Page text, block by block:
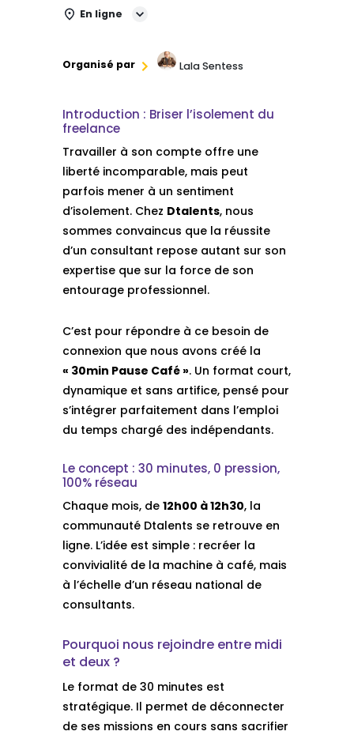
En ligne
Organisé par Lala Sentess
Introduction : Briser l’isolement du
freelance
Travailler à son compte offre une
liberté incomparable, mais peut
parfois mener à un sentiment
d’isolement. Chez Dtalents, nous
sommes convaincus que la réussite
d’un consultant repose autant sur son
expertise que sur la force de son
entourage professionnel.
C’est pour répondre à ce besoin de
connexion que nous avons créé la
« 30min Pause Café ». Un format court,
dynamique et sans artifice, pensé pour
s’intégrer parfaitement dans l’emploi
du temps chargé des indépendants.
Le concept : 30 minutes, 0 pression,
100% réseau
Chaque mois, de 12h00 à 12h30, la
communauté Dtalents se retrouve en
ligne. L’idée est simple : recréer la
convivialité de la machine à café, mais
à l’échelle d’un réseau national de
consultants.
Pourquoi nous rejoindre entre midi
et deux ?
Le format de 30 minutes est
stratégique. Il permet de déconnecter
de ses missions en cours sans sacrifier